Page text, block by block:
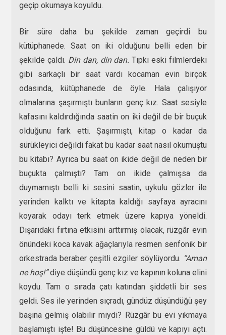
geçip okumaya koyuldu.
Bir süre daha bu şekilde zaman geçirdi bu
kütüphanede. Saat on iki olduğunu belli eden bir
şekilde çaldı. Din dan, din dan.Tıpkı eski filmlerdeki
gibi sarkaçlı bir saat vardı kocaman evin birçok
odasında, kütüphanede de öyle. Hala çalışıyor
olmalarına şaşırmıştı bunların genç kız. Saat sesiyle
kafasını kaldırdığında saatin on iki değil de bir buçuk
olduğunu fark etti. Şaşırmıştı, kitap o kadar da
sürükleyici değildi fakat bu kadar saat nasıl okumuştu
bu kitabı? Ayrıca bu saat on ikide değil de neden bir
buçukta çalmıştı? Tam on ikide çalmışsa da
duymamıştı belli ki sesini saatin, uykulu gözler ile
yerinden kalktı ve kitapta kaldığı sayfaya ayracını
koyarak odayı terk etmek üzere kapıya yöneldi.
Dışarıdaki fırtına etkisini arttırmış olacak, rüzgâr evin
önündeki koca kavak ağaçlarıyla resmen senfonik bir
orkestrada beraber çeşitli ezgiler söylüyordu. “Aman
ne hoş!”diye düşündü genç kız ve kapının koluna elini
koydu. Tam o sırada çatı katından şiddetli bir ses
geldi. Ses ile yerinden sıçradı, gündüz düşündüğü şey
başına gelmiş olabilir miydi? Rüzgâr bu evi yıkmaya
başlamıştı işte! Bu düşüncesine güldü ve kapıyı açtı.